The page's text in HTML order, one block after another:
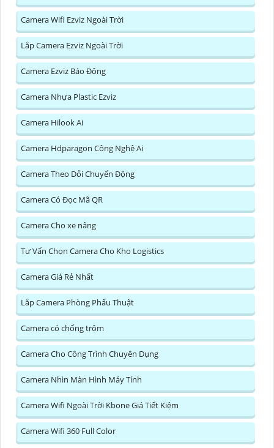
Camera Wifi Ezviz Ngoài Trời
Lắp Camera Ezviz Ngoài Trời
Camera Ezviz Báo Động
Camera Nhựa Plastic Ezviz
Camera Hilook Ai
Camera Hdparagon Công Nghệ Ai
Camera Theo Dỏi Chuyển Động
Camera Có Đọc Mã QR
Camera Cho xe nâng
Tư Vấn Chọn Camera Cho Kho Logistics
Camera Giá Rẻ Nhất
Lắp Camera Phòng Phẩu Thuật
Camera có chống trộm
Camera Cho Công Trình Chuyên Dụng
Camera Nhìn Màn Hình Máy Tính
Camera Wifi Ngoài Trời Kbone Giá Tiết Kiệm
Camera Wifi 360 Full Color